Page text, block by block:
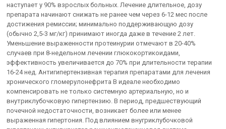
наступает у 90% взрослых больных. Лечение длительное, дозу
препарата начинают снижать не ранее чем через 6-12 мес после
достижения ремиссии; минимально поддерживающую дозу
(обычно 2,5-3 мг/кг) принимают иногда даже в течение 2 лет.
Уменьшение выраженности протеинурии отмечают в 20-40%
случаев при 8-недельном лечении глюкокортикоидами,
эффективность увеличивается до 70% при длительности терапии
16-24 нед. Антигипертензивная терапия препаратами для лечения
хронического гломерулонефрита В идеале необходимо
компенсировать не только системную артериальную, но и
внутриклубочковую гипертензию. В период, предшествующий
почечной недостаточности, возникает более или менее
выраженная гипертония. Под влиянием внугриклубочковой